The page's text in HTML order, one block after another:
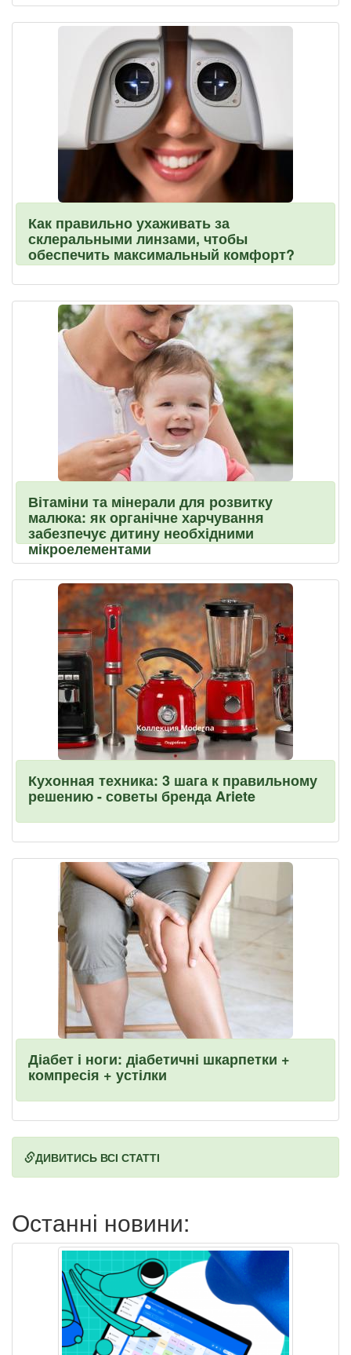
Как правильно ухаживать за
склеральными линзами, чтобы
обеспечить максимальный комфорт?
Вітаміни та мінерали для розвитку
малюка: як органічне харчування
забезпечує дитину необхідними
мікроелементами
Кухонная техника: 3 шага к правильному
решению - советы бренда Ariete
Діабет і ноги: діабетичні шкарпетки +
компресія + устілки
ДИВИТИСЬ ВСІ СТАТТІ
Останні новини: